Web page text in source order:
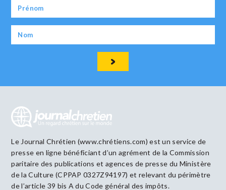
Le Journal Chrétien (www.chrétiens.com) est un service de
presse en ligne bénéficiant d’un agrément de la Commission
paritaire des publications et agences de presse du Ministère
de la Culture (CPPAP 0327Z94197) et relevant du périmètre
de l’article 39 bis A du Code général des impôts.